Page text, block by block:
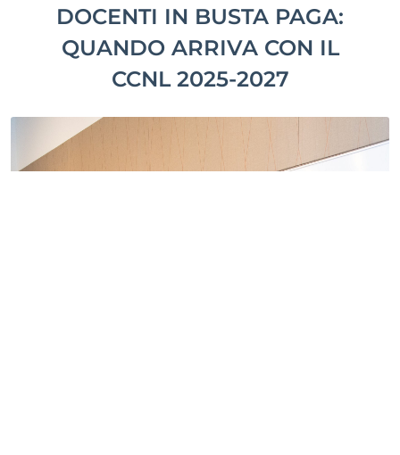
DOCENTI IN BUSTA PAGA:
QUANDO ARRIVA CON IL
CCNL 2025-2027